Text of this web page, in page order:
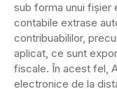
sub forma unui fișier
contabile extrase
contribuabililor,
aplicat, ce sunt
fiscale. În acest fel,
electronice de la